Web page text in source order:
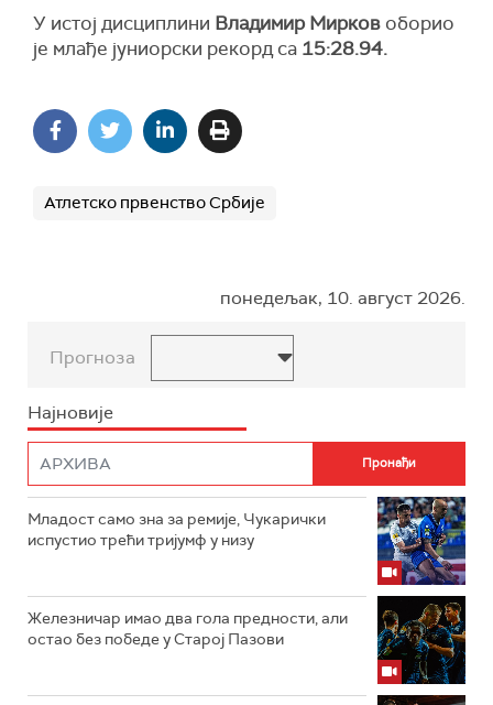
У истој дисциплини Владимир Мирков оборио
је млађе јуниорски рекорд са 15:28.94.
Атлетско првенство Србије
понедељак, 10. август 2026.
Прогноза
Најновије
Младост само зна за ремије, Чукарички
испустио трећи тријумф у низу
Железничар имао два гола предности, али
остао без победе у Старој Пазови